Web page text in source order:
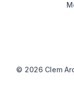
© 2026 Clem